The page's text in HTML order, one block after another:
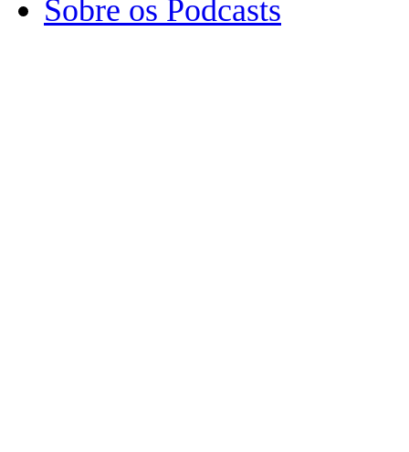
Sobre os Podcasts